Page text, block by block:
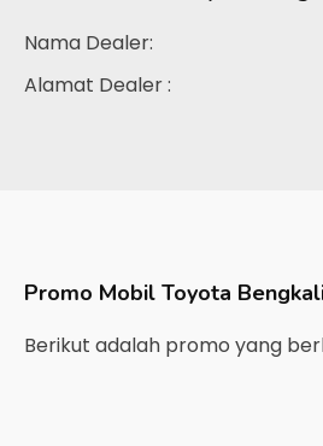
Nama Dealer:
Alamat Dealer :
Promo Mobil Toyota
Berikut adalah promo yang